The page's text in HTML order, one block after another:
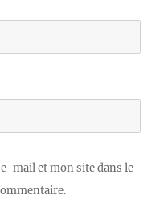
mail et mon site dans le